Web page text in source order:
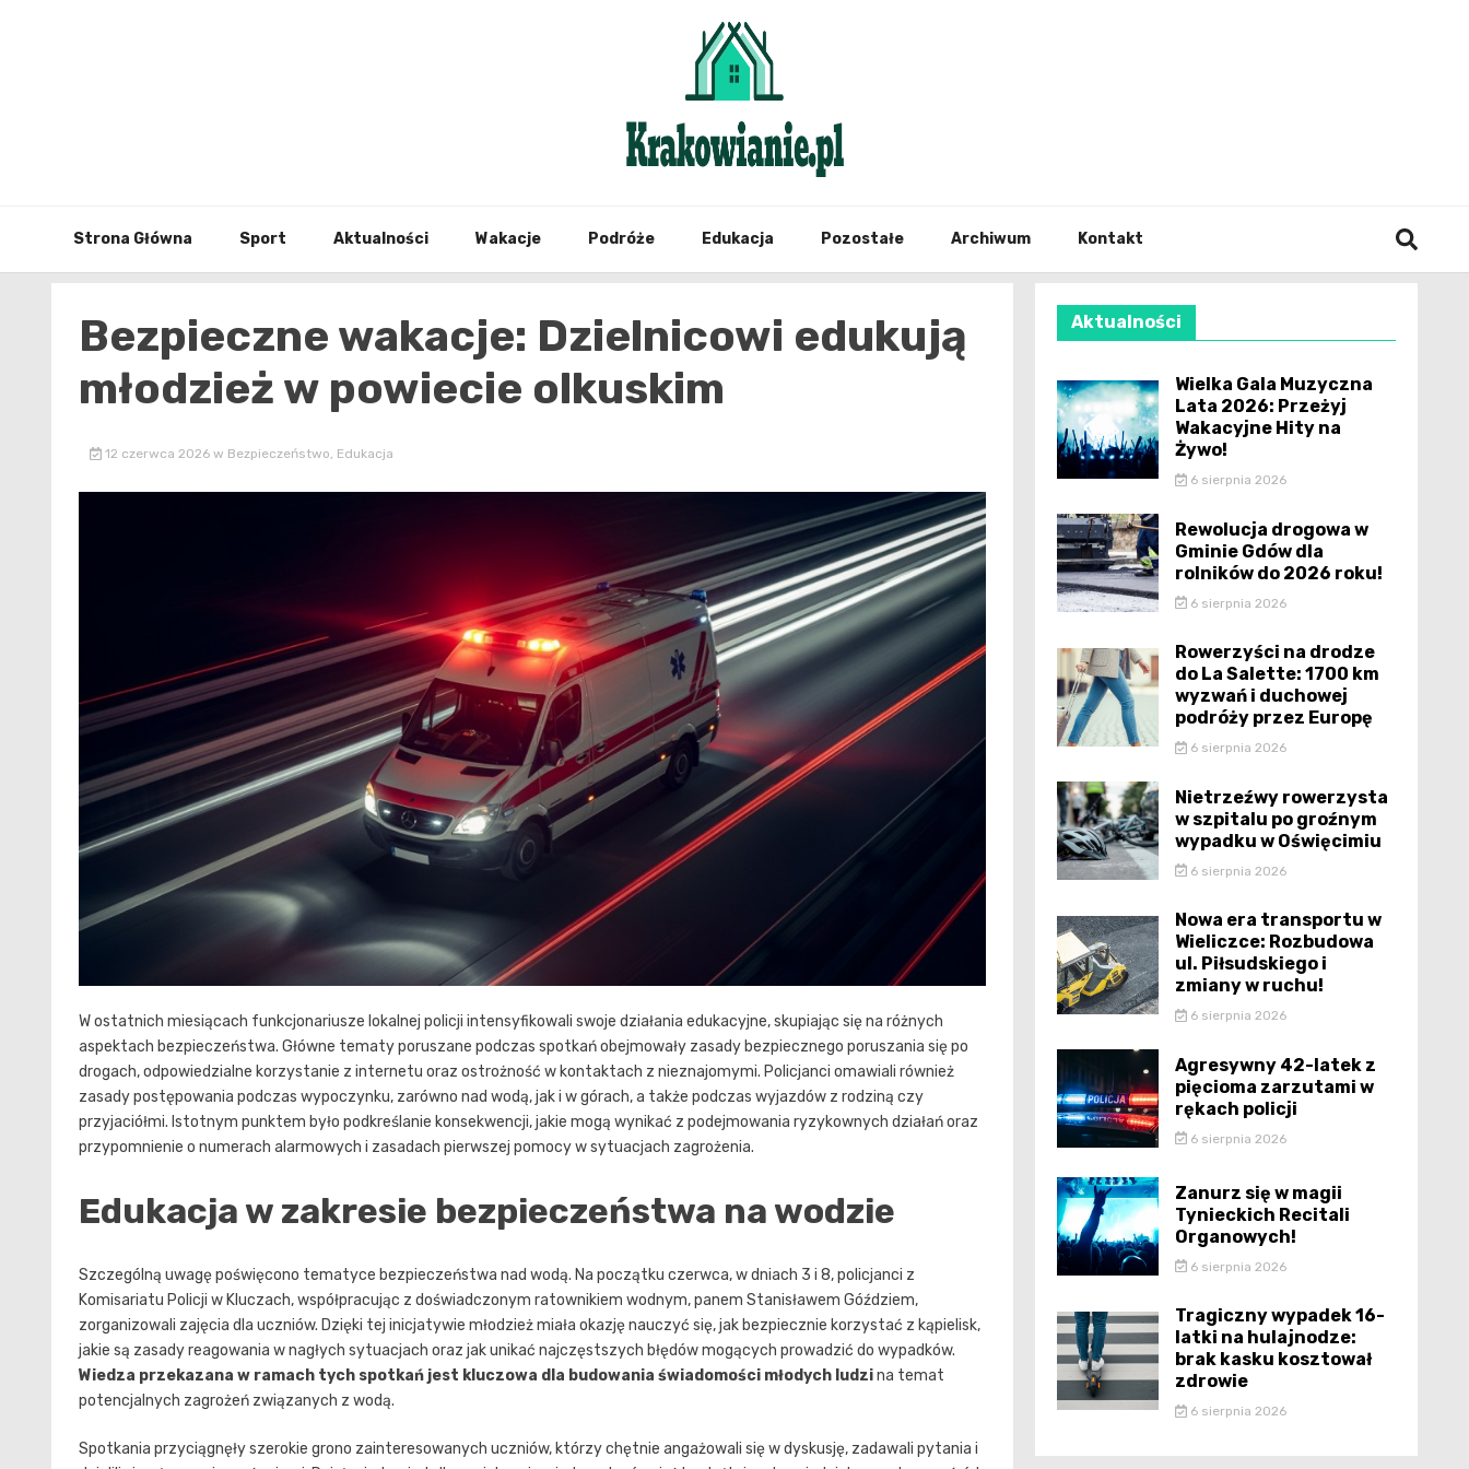
Strona Główna Sport Aktualności Wakacje Podróże Edukacja Pozostałe Archiwum Kontakt
Bezpieczne wakacje: Dzielnicowi edukują
młodzież w powiecie olkuskim
12 czerwca 2026 w Bezpieczeństwo, Edukacja
W ostatnich miesiącach funkcjonariusze lokalnej policji intensyfikowali swoje działania edukacyjne, skupiając się na różnych
aspektach bezpieczeństwa. Główne tematy poruszane podczas spotkań obejmowały zasady bezpiecznego poruszania się po
drogach, odpowiedzialne korzystanie z internetu oraz ostrożność w kontaktach z nieznajomymi. Policjanci omawiali również
zasady postępowania podczas wypoczynku, zarówno nad wodą, jak i w górach, a także podczas wyjazdów z rodziną czy
przyjaciółmi. Istotnym punktem było podkreślanie konsekwencji, jakie mogą wynikać z podejmowania ryzykownych działań oraz
przypomnienie o numerach alarmowych i zasadach pierwszej pomocy w sytuacjach zagrożenia.
Edukacja w zakresie bezpieczeństwa na wodzie
Szczególną uwagę poświęcono tematyce bezpieczeństwa nad wodą. Na początku czerwca, w dniach 3 i 8, policjanci z
Komisariatu Policji w Kluczach, współpracując z doświadczonym ratownikiem wodnym, panem Stanisławem Góździem,
zorganizowali zajęcia dla uczniów. Dzięki tej inicjatywie młodzież miała okazję nauczyć się, jak bezpiecznie korzystać z kąpielisk,
jakie są zasady reagowania w nagłych sytuacjach oraz jak unikać najczęstszych błędów mogących prowadzić do wypadków.
Wiedza przekazana w ramach tych spotkań jest kluczowa dla budowania świadomości młodych ludzina temat
potencjalnych zagrożeń związanych z wodą.
Spotkania przyciągnęły szerokie grono zainteresowanych uczniów, którzy chętnie angażowali się w dyskusję, zadawali pytania i
Aktualności
Wielka Gala Muzyczna
Lata 2026: Przeżyj
Wakacyjne Hity na
Żywo!
6 sierpnia 2026
Rewolucja drogowa w
Gminie Gdów dla
rolników do 2026 roku!
6 sierpnia 2026
Rowerzyści na drodze
do La Salette: 1700 km
wyzwań i duchowej
podróży przez Europę
6 sierpnia 2026
Nietrzeźwy rowerzysta
w szpitalu po groźnym
wypadku w Oświęcimiu
6 sierpnia 2026
Nowa era transportu w
Wieliczce: Rozbudowa
ul. Piłsudskiego i
zmiany w ruchu!
6 sierpnia 2026
Agresywny 42-latek z
pięcioma zarzutami w
rękach policji
6 sierpnia 2026
Zanurz się w magii
Tynieckich Recitali
Organowych!
6 sierpnia 2026
Tragiczny wypadek 16-
latki na hulajnodze:
brak kasku kosztował
zdrowie
6 sierpnia 2026